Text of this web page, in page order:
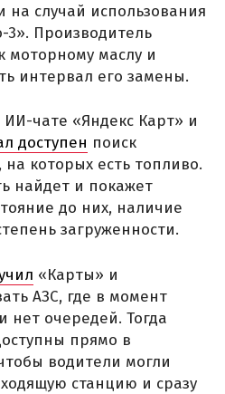
на случай использования
3». Производитель
моторному маслу и
интервал его замены.
чате «Яндекс Карт» и
доступен поиск
которых есть топливо.
найдет и покажет
до них, наличие
загруженности.
«Карты» и
АЗС, где в момент
нет очередей. Тогда
прямо в
водители могли
станцию и сразу